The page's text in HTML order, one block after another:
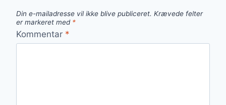
Din e-mailadresse vil ikke blive publiceret. Krævede felter
er markeret med *
Kommentar *